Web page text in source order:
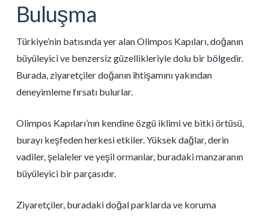
Buluşma
Türkiye’nin batısında yer alan Olimpos Kapıları, doğanın
büyüleyici ve benzersiz güzellikleriyle dolu bir bölgedir.
Burada, ziyaretçiler doğanın ihtişamını yakından
deneyimleme fırsatı bulurlar.
Olimpos Kapıları’nın kendine özgü iklimi ve bitki örtüsü,
burayı keşfeden herkesi etkiler. Yüksek dağlar, derin
vadiler, şelaleler ve yeşil ormanlar, buradaki manzaranın
büyüleyici bir parçasıdır.
Ziyaretçiler, buradaki doğal parklarda ve koruma